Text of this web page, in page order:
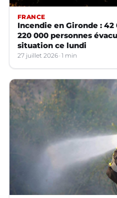
FRANCE
Incendie en Gironde :
220 000 personnes
situation ce lundi
27 juillet 2026 1 min